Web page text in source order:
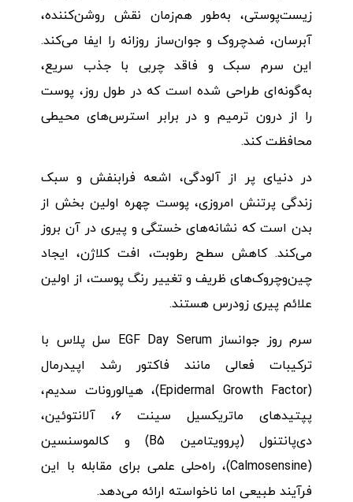
زیست‌پوستی، به‌طور هم‌زمان نقش روشن‌کننده،
آبرسان، ضدچروک و جوان‌ساز روزانه را ایفا می‌کند.
این سرم سبک و فاقد چربی با جذب سریع،
به‌گونه‌ای طراحی شده است که در طول روز، پوست
را از درون ترمیم و در برابر استرس‌های محیطی
محافظت کند.
در دنیای پر از آلودگی، اشعه فرابنفش و سبک
زندگی پرتنش امروزی، پوست چهره اولین بخش از
بدن است که نشانه‌های خستگی و پیری در آن بروز
می‌کند. کاهش سطح رطوبت، افت کلاژن، ایجاد
چین‌وچروک‌های ظریف و تغییر رنگ پوست، از اولین
علائم پیری زودرس هستند.
سرم روز جوانساز EGF Day Serum سل پلاس با
ترکیبات فعالی مانند فاکتور رشد اپیدرمال
(Epidermal Growth Factor)، هیالورونات سدیم،
پپتیدهای ماتریکسیل سینت ۶، آلانتوئین،
دی‌پانتنول (پروویتامین B5) و کالموسنسین
(Calmosensine)، راه‌حلی علمی برای مقابله با این
فرآیند طبیعی اما ناخواسته ارائه می‌دهد.